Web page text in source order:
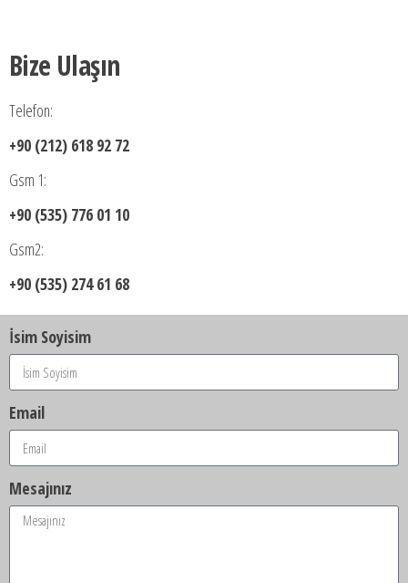
Bize Ulaşın
Telefon:
+90 (212) 618 92 72
Gsm 1:
+90 (535) 776 01 10
Gsm2:
+90 (535) 274 61 68
İsim Soyisim
Email
Mesajınız